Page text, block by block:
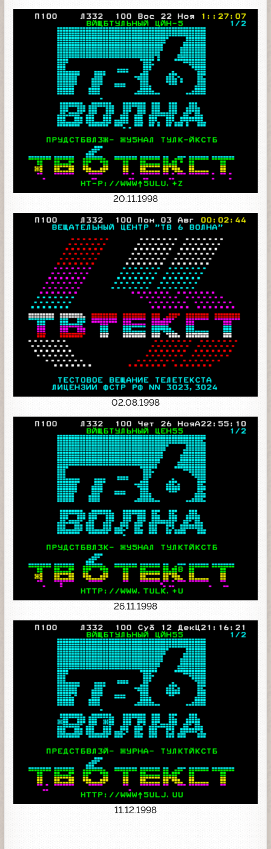
20.11.1998
02.08.1998
26.11.1998
11.12.1998